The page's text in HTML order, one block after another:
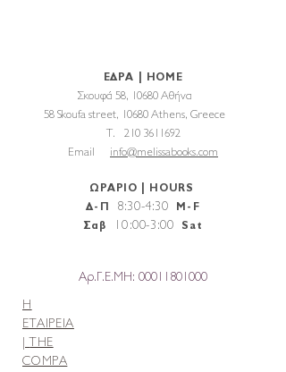
ΕΔΡΑ | HOME
Σκουφά 58, 10680 Αθήνα
58 Skoufa street, 10680 Athens, Greece
T. 210 3611692
Email info@melissabooks.com
ΩΡΑΡΙΟ | HOURS
Δ-Π 8:30-4:30 M-F
Σαβ
10 :00-3:00 Sat
Αρ.Γ.Ε.ΜΗ: 00011801000
Η
ΕΤΑΙΡΕΙΑ
|THE
COMPA